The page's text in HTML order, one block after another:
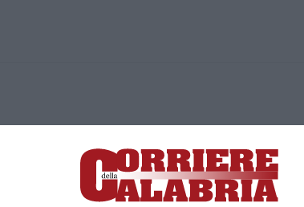
Lamezia Terme (CZ)
responsabile Paola Militano |Privacy